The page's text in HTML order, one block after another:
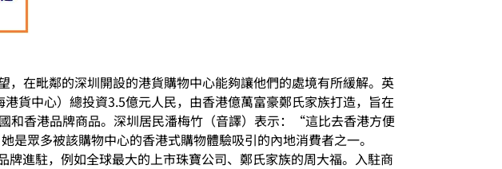
在毗鄰的深圳開設的港貨購物中心能夠讓他們的處境有所緩解。英
貨中心）總投資3.5億元人民，由香港億萬富豪鄭氏家族打造，旨在
和香港品牌商品。深圳居民潘梅竹（音譯）表示：“這比去香港方便
眾多被該購物中心的香港式購物體驗吸引的內地消費者之一。
進駐，例如全球最大的上市珠寶公司、鄭氏家族的周大福。入駐商